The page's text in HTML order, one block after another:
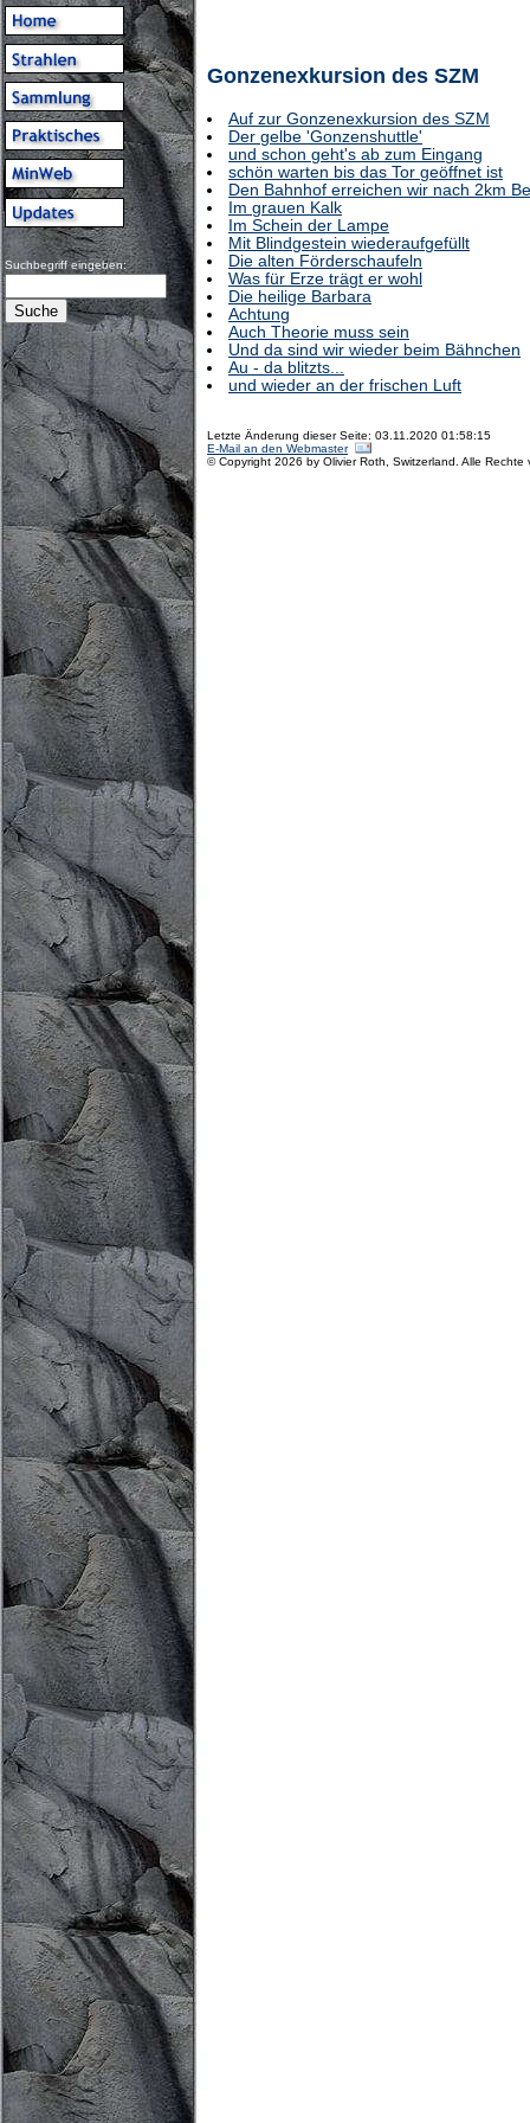
Suchbegriff eingeben:
Gonzenexkursion des SZM
Auf zur Gonzenexkursion des SZM
Der gelbe 'Gonzenshuttle'
und schon geht's ab zum Eingang
schön warten bis das Tor geöffnet ist
Den Bahnhof erreichen wir nach 2km
Im grauen Kalk
Im Schein der Lampe
Mit Blindgestein wiederaufgefüllt
Die alten Förderschaufeln
Was für Erze trägt er wohl
Die heilige Barbara
Achtung
Auch Theorie muss sein
Und da sind wir wieder beim Bähnchen
Au - da blitzts...
und wieder an der frischen Luft
Letzte Änderung dieser Seite: 03.11.2020 01:58:15
E-Mail an den Webmaster
© Copyright 2026 by Olivier Roth, Switzerland. Alle Rechte